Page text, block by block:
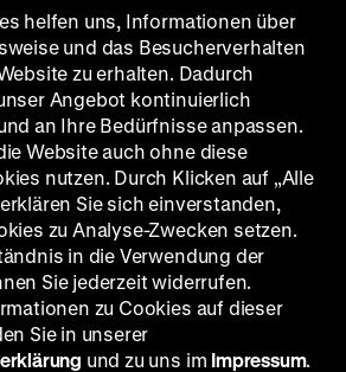
Die männliche Hälfte eines der
auf die Probe
De Munck, damals Torhüter
kongenial besetzt als Jürgen
damals noch jungen
Wochenschaueinschub darf
bewundern, im alten
in einer Partie gegen Rot-Weiß
bei seinem
Das große Spiel(1942)
seiner
hatte, dürfte er zufrieden
er sich diesmal keine Sorgen um
musste! (om)
helfen uns, Informationen über
und das Besucherverhalten
zu erhalten. Dadurch
Angebot kontinuierlich
an Ihre Bedürfnisse anpassen.
Website auch ohne diese
nutzen. Durch Klicken auf „Alle
Sie sich einverstanden,
zu Analyse-Zwecken setzen.
in die Verwendung der
Sie jederzeit widerrufen.
zu Cookies auf dieser
Sie in unserer
und zu uns im Impressum.